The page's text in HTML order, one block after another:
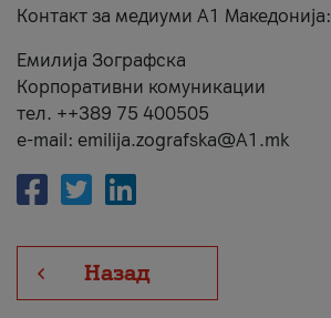
Контакт за медиуми А1 Македонија:
Емилија Зографска
Корпоративни комуникации
тел. ++389 75 400505
e-mail: emilija.zografska@A1.mk
Назад